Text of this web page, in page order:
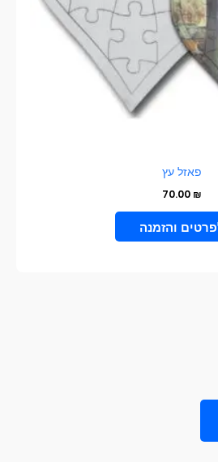
פאזל עץ
70.00 ₪
בחר אפשרויות
האפשרויות
בעמוד
המוצר